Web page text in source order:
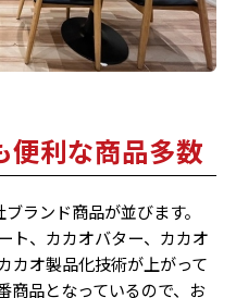
便利な商品多数
ランド商品が並びます。
ト、カカオバター、カカオ
カオ製品化技術が上がって
商品となっているので、お